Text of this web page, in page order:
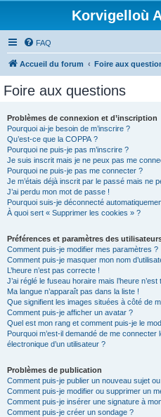
Korvigelloù
FAQ
Accueil du forum Foire aux
Foire aux questions
Problèmes de connexion et d’inscription
Pourquoi ai-je besoin de m’inscrire ?
Qu’est-ce que la COPPA ?
Pourquoi ne puis-je pas m’inscrire ?
Je suis inscrit mais je ne peux pas me
Pourquoi ne puis-je pas me connecter ?
Je m’étais déjà inscrit par le passé mais ne
J’ai perdu mon mot de passe !
Pourquoi suis-je déconnecté
À quoi sert « Supprimer les cookies » ?
Préférences et paramètres des
Comment puis-je modifier mes paramètres ?
Comment puis-je masquer mon nom
L’heure n’est pas correcte !
J’ai réglé le fuseau horaire mais l’heure
Ma langue n’apparaît pas dans la liste !
Que signifient les images situées à côté de
Comment puis-je afficher un avatar ?
Quel est mon rang et comment puis-je le
Pourquoi m’est-il demandé de me
électronique d’un utilisateur ?
Problèmes de publication
Comment puis-je publier un nouveau sujet
Comment puis-je modifier ou supprimer un
Comment puis-je insérer une signature à
Comment puis-je créer un sondage ?